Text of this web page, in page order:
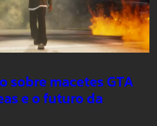
sobre macetes GTA
e o futuro da